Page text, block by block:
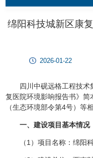
绵阳科技城新区康
2026-01-22
四川中砚远格工程技
复医院环境影响报告书》简
（生态环境部令第4号）等
一、建设项目基本情况
（1）项目名称：绵阳